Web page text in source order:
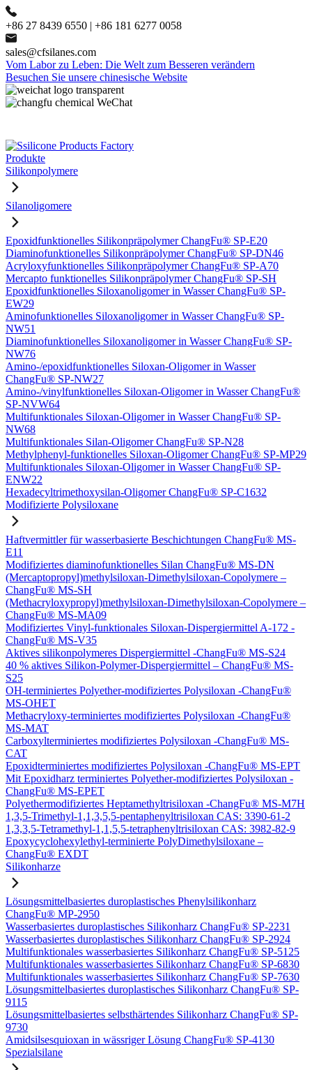
+86 27 8439 6550 | +86 181 6277 0058
sales@cfsilanes.com
Vom Labor zu Leben: Die Welt zum Besseren verändern
Besuchen Sie unsere chinesische Website
Produkte
Silikonpolymere
Silanoligomere
Epoxidfunktionelles Silikonpräpolymer ChangFu® SP-E20
Diaminofunktionelles Silikonpräpolymer ChangFu® SP-DN46
Acryloxyfunktionelles Silikonpräpolymer ChangFu® SP-A70
Mercapto funktionelles Silikonpräpolymer ChangFu® SP-SH
Epoxidfunktionelles Siloxanoligomer in Wasser ChangFu® SP-
EW29
Aminofunktionelles Siloxanoligomer in Wasser ChangFu® SP-
NW51
Diaminofunktionelles Siloxanoligomer in Wasser ChangFu® SP-
NW76
Amino-/epoxidfunktionelles Siloxan-Oligomer in Wasser
ChangFu® SP-NW27
Amino-/vinylfunktionelles Siloxan-Oligomer in Wasser ChangFu®
SP-NVW64
Multifunktionales Siloxan-Oligomer in Wasser ChangFu® SP-
NW68
Multifunktionales Silan-Oligomer ChangFu® SP-N28
Methylphenyl-funktionelles Siloxan-Oligomer ChangFu® SP-MP29
Multifunktionales Siloxan-Oligomer in Wasser ChangFu® SP-
ENW22
Hexadecyltrimethoxysilan-Oligomer ChangFu® SP-C1632
Modifizierte Polysiloxane
Haftvermittler für wasserbasierte Beschichtungen ChangFu® MS-
E11
Modifiziertes diaminofunktionelles Silan ChangFu® MS-DN
(Mercaptopropyl)methylsiloxan-Dimethylsiloxan-Copolymere –
ChangFu® MS-SH
(Methacryloxypropyl)methylsiloxan-Dimethylsiloxan-Copolymere –
ChangFu® MS-MA09
Modifiziertes Vinyl-funktionales Siloxan-Dispergiermittel A-172 -
ChangFu® MS-V35
Aktives silikonpolymeres Dispergiermittel -ChangFu® MS-S24
40 % aktives Silikon-Polymer-Dispergiermittel – ChangFu® MS-
S25
OH-terminiertes Polyether-modifiziertes Polysiloxan -ChangFu®
MS-OHET
Methacryloxy-terminiertes modifiziertes Polysiloxan -ChangFu®
MS-MAT
Carboxylterminiertes modifiziertes Polysiloxan -ChangFu® MS-
CAT
Epoxidterminiertes modifiziertes Polysiloxan -ChangFu® MS-EPT
Mit Epoxidharz terminiertes Polyether-modifiziertes Polysiloxan -
ChangFu® MS-EPET
Polyethermodifiziertes Heptamethyltrisiloxan -ChangFu® MS-M7H
1,3,5-Trimethyl-1,1,3,5,5-pentaphenyltrisiloxan CAS: 3390-61-2
1,3,3,5-Tetramethyl-1,1,5,5-tetraphenyltrisiloxan CAS: 3982-82-9
Epoxycyclohexylethyl-terminierte PolyDimethylsiloxane –
ChangFu® EXDT
Silikonharze
Lösungsmittelbasiertes duroplastisches Phenylsilikonharz
ChangFu® MP-2950
Wasserbasiertes duroplastisches Silikonharz ChangFu® SP-2231
Wasserbasiertes duroplastisches Silikonharz ChangFu® SP-2924
Multifunktionales wasserbasiertes Silikonharz ChangFu® SP-5125
Multifunktionales wasserbasiertes Silikonharz ChangFu® SP-6830
Multifunktionales wasserbasiertes Silikonharz ChangFu® SP-7630
Lösungsmittelbasiertes duroplastisches Silikonharz ChangFu® SP-
9115
Lösungsmittelbasiertes selbsthärtendes Silikonharz ChangFu® SP-
9730
Amidsilsesquioxan in wässriger Lösung ChangFu® SP-4130
Spezialsilane